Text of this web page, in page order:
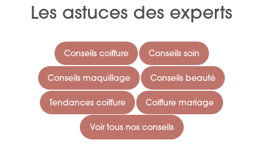
Les astuces des experts
Conseils coiffure Conseils soin
Conseils maquillage Conseils beauté
Tendances coiffure Coiffure mariage
Voir tous nos conseils